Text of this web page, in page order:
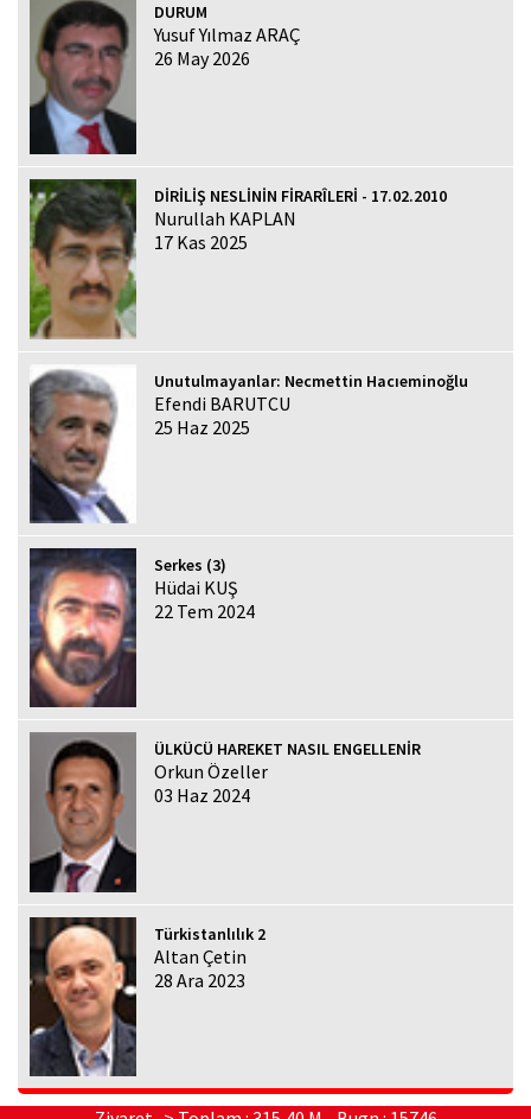
DURUM
Yusuf Yılmaz ARAÇ
26 May 2026
DİRİLİŞ NESLİNİN FİRARÎLERİ - 17.02.2010
Nurullah KAPLAN
17 Kas 2025
Unutulmayanlar: Necmettin Hacıeminoğlu
Efendi BARUTCU
25 Haz 2025
Serkes (3)
Hüdai KUŞ
22 Tem 2024
ÜLKÜCÜ HAREKET NASIL ENGELLENİR
Orkun Özeller
03 Haz 2024
Türkistanlılık 2
Altan Çetin
28 Ara 2023